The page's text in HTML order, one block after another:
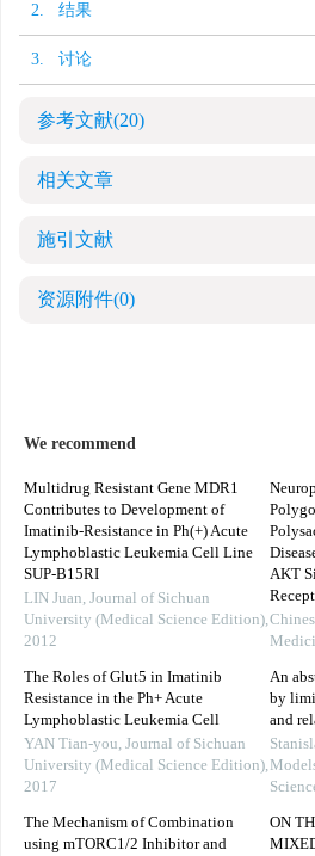
2. 结果
3. 讨论
参考文献(20)
相关文章
施引文献
资源附件(0)
We recommend
Multidrug Resistant Gene MDR1
Contributes to Development of
Imatinib-Resistance in Ph(+) Acute
Lymphoblastic Leukemia Cell Line
SUP-B15RI
LIN Juan, Journal of Sichuan
University (Medical Science Edition),
2012
The Roles of Glut5 in Imatinib
Resistance in the Ph+ Acute
Lymphoblastic Leukemia Cell
YAN Tian-you, Journal of Sichuan
University (Medical Science Edition),
2017
The Mechanism of Combination
using mTORC1/2 Inhibitor and
AKT
An
by
and
ON